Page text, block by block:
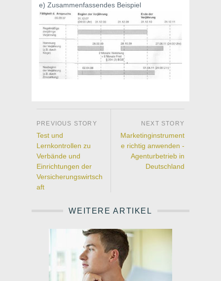
e) Zusammenfassendes Beispiel
Test und
Lernkontrollen zu
Verbände und
Einrichtungen der
Versicherungswirtsch
aft
Marketinginstrument
e richtig anwenden -
Agenturbetrieb in
Deutschland
WEITERE ARTIKEL